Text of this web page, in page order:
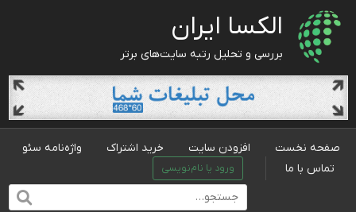
الکسا ایران
بررسی و تحلیل رتبه سایت‌های برتر
صفحه نخست افزودن سایت خرید اشتراک
واژه‌نامه سئو
تماس با ما
ورود یا نام‌نویسی